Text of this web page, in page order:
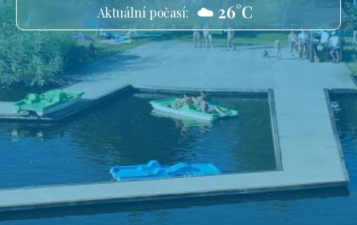
Aktuální počasí: ☁️ 26°C